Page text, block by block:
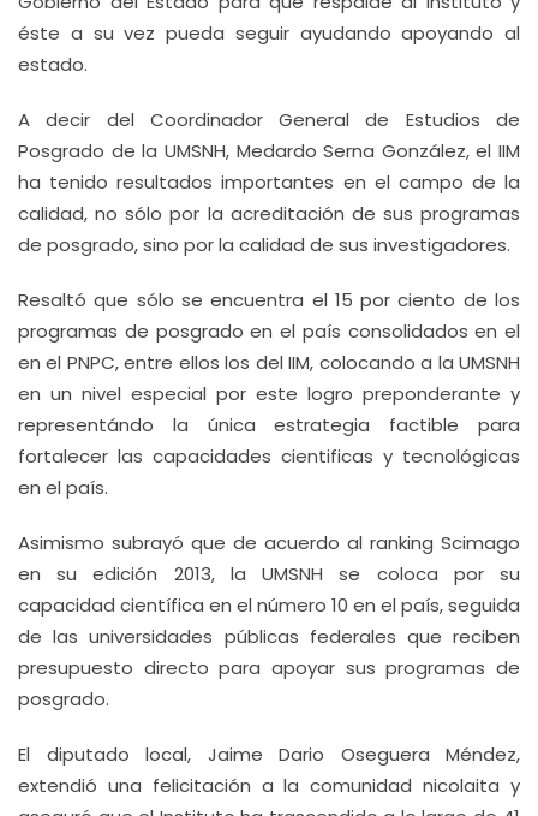
éste a su vez pueda seguir ayudando apoyando al
estado.
A decir del Coordinador General de Estudios de
Posgrado de la UMSNH, Medardo Serna González, el IIM
ha tenido resultados importantes en el campo de la
calidad, no sólo por la acreditación de sus programas
de posgrado, sino por la calidad de sus investigadores.
Resaltó que sólo se encuentra el 15 por ciento de los
programas de posgrado en el país consolidados en el
en el PNPC, entre ellos los del IIM, colocando a la UMSNH
en un nivel especial por este logro preponderante y
representándo la única estrategia factible para
fortalecer las capacidades cientificas y tecnológicas
en el país.
Asimismo subrayó que de acuerdo al ranking Scimago
en su edición 2013, la UMSNH se coloca por su
capacidad científica en el número 10 en el país, seguida
de las universidades públicas federales que reciben
presupuesto directo para apoyar sus programas de
posgrado.
El diputado local, Jaime Dario Oseguera Méndez,
extendió una felicitación a la comunidad nicolaita y